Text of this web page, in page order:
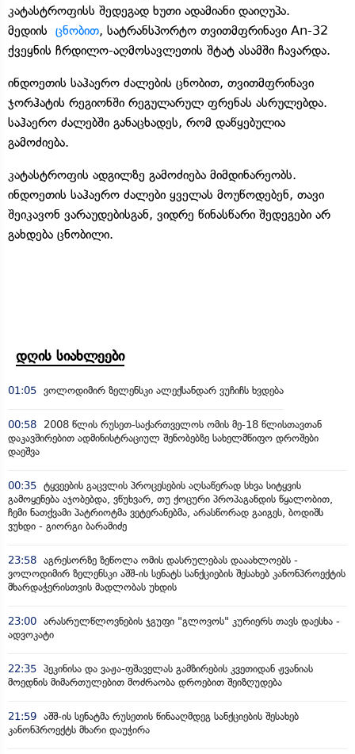
კატასტროფისს შედეგად ხუთი ადამიანი დაიღუპა.
მედიის ცნობით, სატრანსპორტო თვითმფრინავი An-32
ქვეყნის ჩრდილო-აღმოსავლეთის შტატ ასამში ჩავარდა.
ინდოეთის საჰაერო ძალების ცნობით, თვითმფრინავი
ჯორჰატის რეგიონში რეგულარულ ფრენას ასრულებდა.
საჰაერო ძალებში განაცხადეს, რომ დაწყებულია
გამოძიება.
კატასტროფის ადგილზე გამოძიება მიმდინარეობს.
ინდოეთის საჰაერო ძალები ყველას მოუწოდებენ, თავი
შეიკავონ ვარაუდებისგან, ვიდრე წინასწარი შედეგები არ
გახდება ცნობილი.
დღის სიახლეები
01:05 ვოლოდიმირ ზელენსკი ალექსანდარ ვუჩიჩს ხვდება
00:58
2008 წლის რუსეთ-საქართველოს ომის მე-18 წლისთავთან
დაკავშირებით ადმინისტრაციულ შენობებზე სახელმწიფო დროშები
დაეშვა
00:35 ტყვეების გაცვლის პროცესების აღსაწერად სხვა სიტყვის
გამოყენება აჯობებდა, ვწუხვარ, თუ ქოცური პროპაგანდის წყალობით,
ჩემი ნათქვამი პატრიოტმა ვეტერანებმა, არასწორად გაიგეს, ბოდიშს
ვუხდი - გიორგი ბარამიძე
23:58 აგრესორზე ზეწოლა ომის დასრულებას დააახლოებს -
ვოლოდიმირ ზელენსკი აშშ-ის სენატს სანქციების შესახებ კანონპროექტის
მხარდაჭერისთვის მადლობას უხდის
23:00 არასრულწლოვნების ჯგუფი "გლოვოს" კურიერს თავს დაესხა -
ადვოკატი
22:35 პეკინისა და ვაჟა-ფშაველას გამზირების კვეთიდან ჟვანიას
მოედნის მიმართულებით მოძრაობა დროებით შეიზღუდება
21:59 აშშ-ის სენატმა რუსეთის წინააღმდეგ სანქციების შესახებ
კანონპროექტს მხარი დაუჭირა